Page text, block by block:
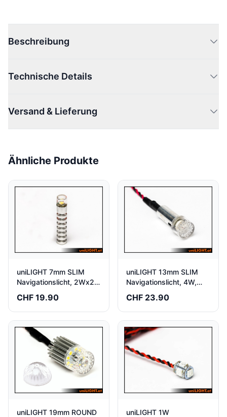
Beschreibung
Technische Details
Versand & Lieferung
Ähnliche Produkte
uniLIGHT 7mm SLIM
Navigationslicht, 2Wx2,
CHF 19.90
uniLIGHT 13mm SLIM
Navigationslicht, 4W,
CHF 23.90
uniLIGHT 19mm ROUND
uniLIGHT 1W